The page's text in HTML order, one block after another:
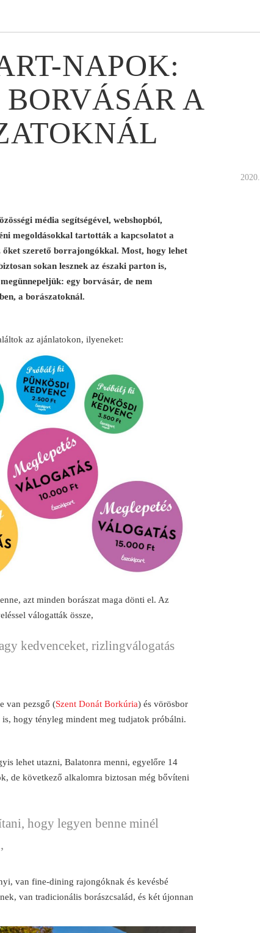
NAPOK:
A
média segítségével, webshopból,
megoldásokkal tartották a kapcsolatot a
őket szerető borrajongókkal. Most, hogy lehet
sokan lesznek az északi parton is,
egy borvásár, de nem
a borászatoknál.
az ajánlatokon, ilyeneket:
azt minden borászat maga dönti el. Az
válogatták össze,
kedvenceket, rizlingválogatás
van pezsgő (Szent Donát Borkúria) és vörösbor
is, hogy tényleg mindent meg tudjatok próbálni.
lehet utazni, Balatonra menni, egyelőre 14
de következő alkalomra biztosan még bővíteni
hogy legyen benne minél
van fine-dining rajongóknak és kevésbé
van tradicionális borászcsalád, és két újonnan